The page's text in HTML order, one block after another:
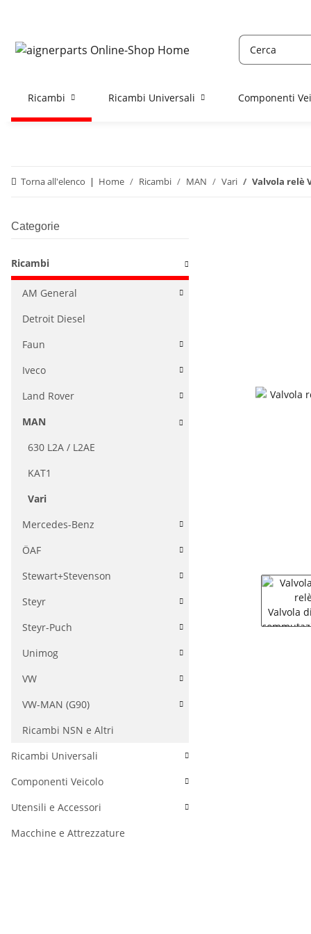
Ricambi Ricambi Universali Componenti
Torna all'elenco Home Ricambi MAN Vari Valvola relè
Categorie
Ricambi
AM General
Detroit Diesel
Faun
Iveco
Land Rover
MAN
630 L2A / L2AE
KAT1
Vari
Mercedes-Benz
ÖAF
Stewart+Stevenson
Steyr
Steyr-Puch
Unimog
VW
VW-MAN (G90)
Ricambi NSN e Altri
Ricambi Universali
Componenti Veicolo
Utensili e Accessori
Macchine e Attrezzature